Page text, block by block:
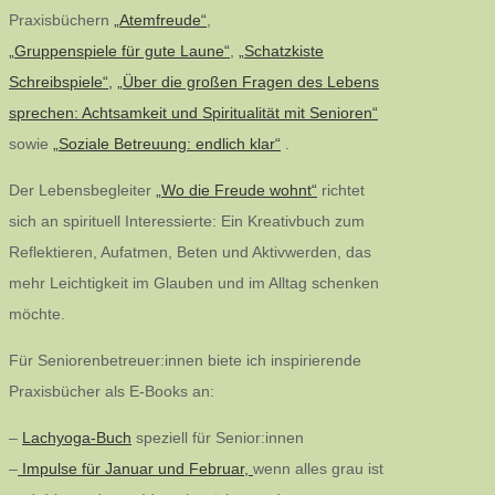
Praxisbüchern
„Atemfreude“
„Gruppenspiele für gute Laune“
„Schatzkiste
Schreibspiele“,
„Über die großen Fragen des Lebens
sprechen: Achtsamkeit und Spiritualität mit Senioren“
sowie
„Soziale Betreuung: endlich klar“
Der Lebensbegleiter „Wo die Freude wohnt“ richtet
sich an spirituell Interessierte: Ein Kreativbuch zum
Reflektieren, Aufatmen, Beten und Aktivwerden, das
mehr Leichtigkeit im Glauben und im Alltag schenken
möchte.
Für Seniorenbetreuer:innen biete ich inspirierende
Praxisbücher als E-Books an:
– Lachyoga-Buch speziell für Senior:innen
– Impulse für Januar und Februar, wenn alles grau ist